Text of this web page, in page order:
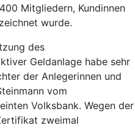
Mitgliedern, Kundinnen
wurde.
des
Geldanlage habe sehr
der Anlegerinnen und
vom
Volksbank. Wegen der
zweimal